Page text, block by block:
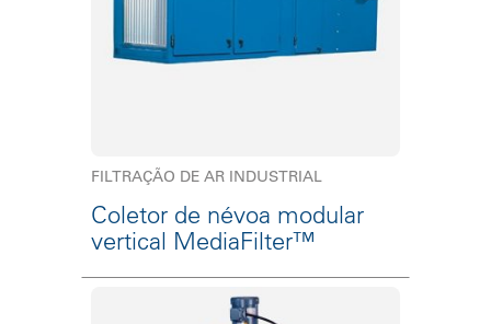
FILTRAÇÃO DE AR INDUSTRIAL
Coletor de névoa modular
vertical MediaFilter™